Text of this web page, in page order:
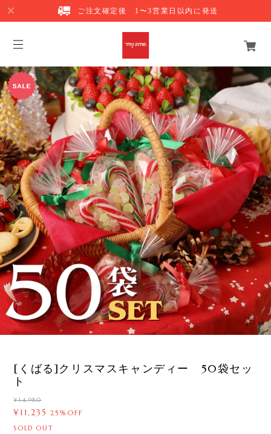
ご注文確定後 1〜3営業日以内に発送
1/19
[くばる]クリスマスキャンディー 50袋セッ
ト
¥14,980
¥11,235 25%OFF
SOLD OUT